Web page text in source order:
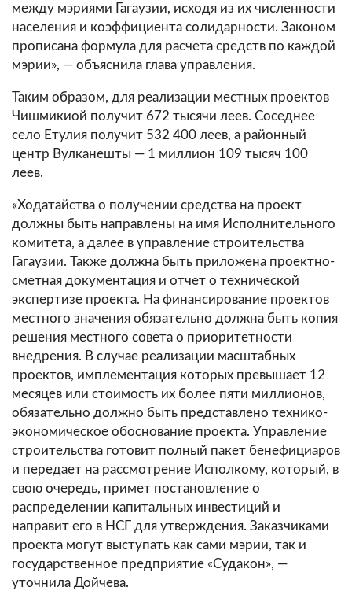
между мэриями Гагаузии, исходя из их численности
населения и коэффициента солидарности. Законом
прописана формула для расчета средств по каждой
мэрии», — объяснила глава управления.
Таким образом, для реализации местных проектов
Чишмикиой получит 672 тысячи леев. Соседнее
село Етулия получит 532 400 леев, а районный
центр Вулканешты — 1 миллион 109 тысяч 100
леев.
«Ходатайства о получении средства на проект
должны быть направлены на имя Исполнительного
комитета, а далее в управление строительства
Гагаузии. Также должна быть приложена проектно-
сметная документация и отчет о технической
экспертизе проекта. На финансирование проектов
местного значения обязательно должна быть копия
решения местного совета о приоритетности
внедрения. В случае реализации масштабных
проектов, имплементация которых превышает 12
месяцев или стоимость их более пяти миллионов,
обязательно должно быть представлено технико-
экономическое обоснование проекта. Управление
строительства готовит полный пакет бенефициаров
и передает на рассмотрение Исполкому, который, в
свою очередь, примет постановление о
распределении капитальных инвестиций и
направит его в НСГ для утверждения. Заказчиками
проекта могут выступать как сами мэрии, так и
государственное предприятие «Судакон», —
уточнила Дойчева.